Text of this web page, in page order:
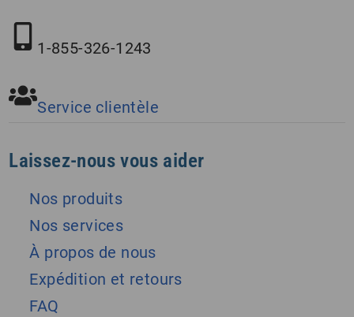
1-855-326-1243
Service clientèle
Laissez-nous vous aider
Nos produits
Nos services
À propos de nous
Expédition et retours
FAQ